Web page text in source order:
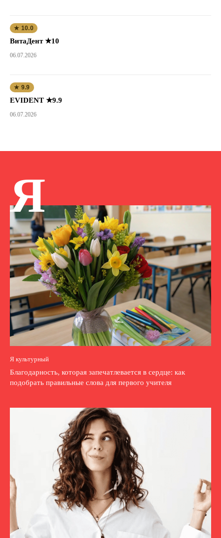
★ 10.0
ВитаДент ★10
06.07.2026
★ 9.9
EVIDENT ★9.9
06.07.2026
Я
Я культурный
Благодарность, которая запечатлевается в сердце: как
подобрать правильные слова для первого учителя